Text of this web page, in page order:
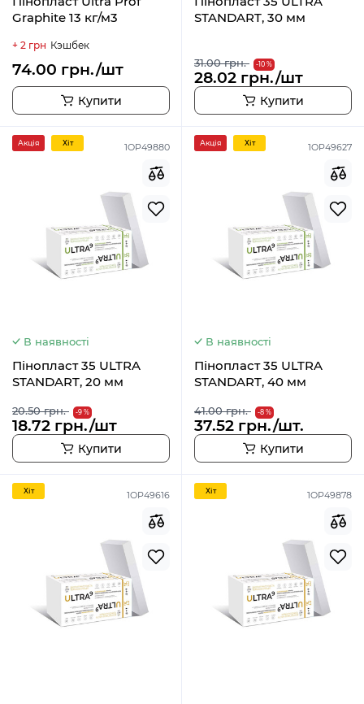
Graphite 13 кг/м3
+ 2 грн Кэшбек
74.00 грн./шт
Купити
STANDART, 30 мм
31.00 грн. -10 %
28.02 грн./шт
Купити
1OP49880
Акція Хiт
В наявності
Пінопласт 35 ULTRA
STANDART, 20 мм
20.50 грн. -9 %
18.72 грн./шт
Купити
1OP49627
Акція Хiт
В наявності
Пінопласт 35 ULTRA
STANDART, 40 мм
41.00 грн. -8 %
37.52 грн./шт.
Купити
1OP49616
Хiт 1OP49878
Хiт